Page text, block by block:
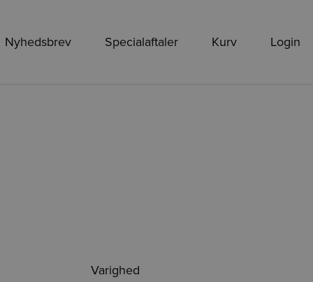
Nyhedsbrev Specialaftaler Kurv Login
Varighed